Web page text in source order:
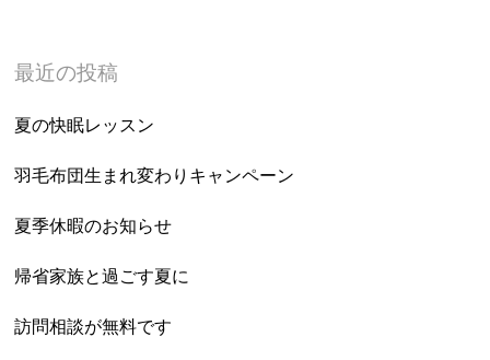
最近の投稿
夏の快眠レッスン
羽毛布団生まれ変わりキャンペーン
夏季休暇のお知らせ
帰省家族と過ごす夏に
訪問相談が無料です